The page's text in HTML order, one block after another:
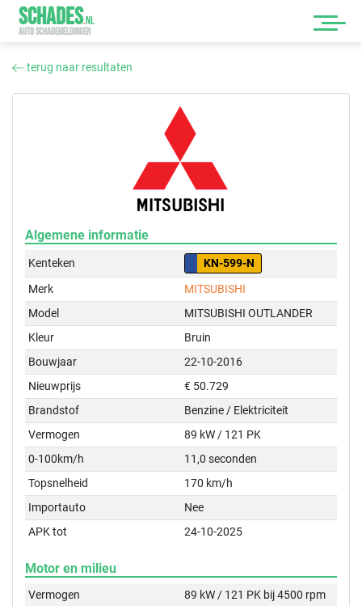
SCHADES.NL
AUTO SCHADEMELDINGEN
terug naar resultaten
Algemene informatie
Kenteken
KN-599-N
Merk
MITSUBISHI
Model
MITSUBISHI OUTLANDER
Kleur
Bruin
Bouwjaar
22-10-2016
Nieuwprijs
€ 50.729
Brandstof
Benzine / Elektriciteit
Vermogen
89 kW / 121 PK
0-100km/h
11,0 seconden
Topsnelheid
170 km/h
Importauto
Nee
APK tot
24-10-2025
Motor en milieu
Vermogen
89 kW / 121 PK bij 4500 rpm